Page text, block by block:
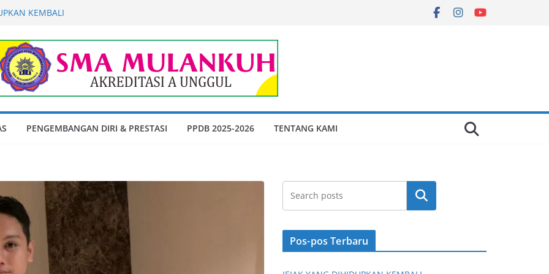
KEMBALI
Ajaran 2026-2027
Akademik dan Wawancara Gelombang 1
SMA Muhammadiyah 9 Kualuh Hulu
2027
Membaca Buku di Waktu Luang
HP
SCIENCE POSI 2025″
PENGEMBANGAN DIRI & PRESTASI PPDB 2025-2026 TENTANG KAMI
Cari
Pos-pos Terbaru